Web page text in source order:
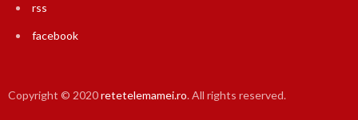
rss
facebook
Copyright © 2020retetelemamei.ro. All rights reserved.